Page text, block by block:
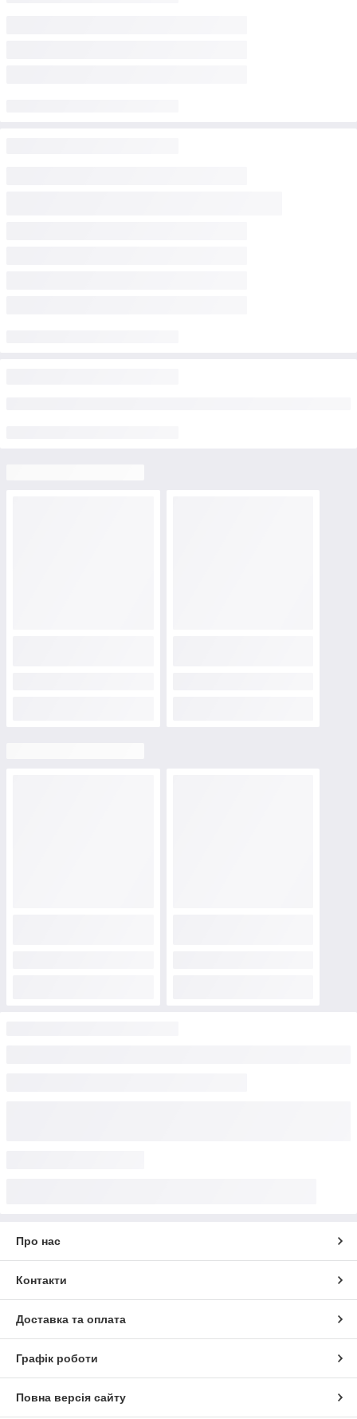
Про нас
Контакти
Доставка та оплата
Графік роботи
Повна версія сайту